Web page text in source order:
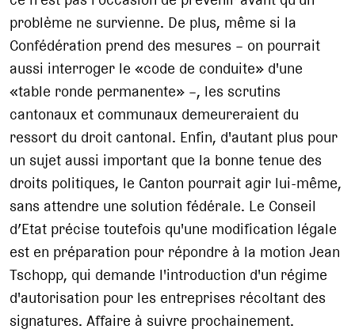
problème ne survienne. De plus, même si la
Confédération prend des mesures – on pourrait
aussi interroger le «code de conduite» d'une
«table ronde permanente» –, les scrutins
cantonaux et communaux demeureraient du
ressort du droit cantonal. Enfin, d'autant plus pour
un sujet aussi important que la bonne tenue des
droits politiques, le Canton pourrait agir lui-même,
sans attendre une solution fédérale. Le Conseil
d’Etat précise toutefois qu'une modification légale
est en préparation pour répondre à la motion Jean
Tschopp, qui demande l'introduction d'un régime
d'autorisation pour les entreprises récoltant des
signatures. Affaire à suivre prochainement.